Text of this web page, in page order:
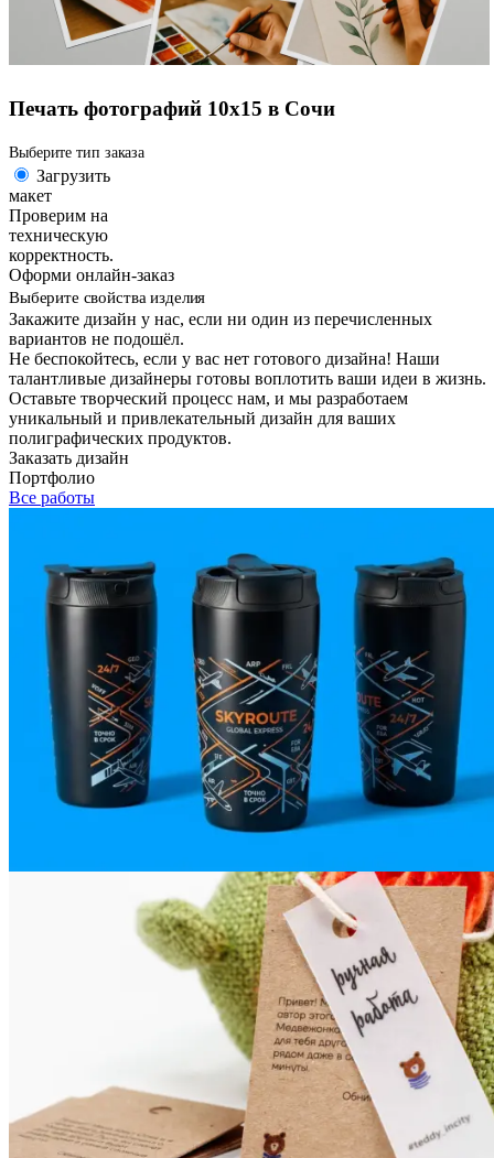
Печать фотографий 10х15 в Сочи
Выберите тип заказа
Загрузить
макет
Проверим на
техническую
корректность.
Оформи онлайн-заказ
Выберите свойства изделия
Закажите дизайн у нас, если ни один из перечисленных
вариантов не подошёл.
Не беспокойтесь, если у вас нет готового дизайна! Наши
талантливые дизайнеры готовы воплотить ваши идеи в жизнь.
Оставьте творческий процесс нам, и мы разработаем
уникальный и привлекательный дизайн для ваших
полиграфических продуктов.
Заказать дизайн
Портфолио
Все работы